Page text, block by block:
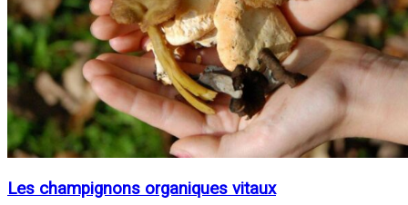
Les champignons organiques vitaux